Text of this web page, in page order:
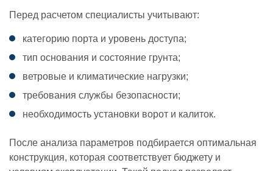
Перед расчетом специалисты учитывают:
категорию порта и уровень доступа;
тип основания и состояние грунта;
ветровые и климатические нагрузки;
требования службы безопасности;
необходимость установки ворот и калиток.
После анализа параметров подбирается оптимальная
конструкция, которая соответствует бюджету и